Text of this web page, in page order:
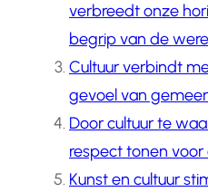
verbreedt onze
begrip van de
Cultuur verbindt
gevoel van
Door cultuur te
respect tonen voor
Kunst en cultuur